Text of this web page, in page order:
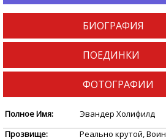
БИОГРАФИЯ
ПОЕДИНКИ
ФОТОГРАФИИ
Полное Имя:
Эвандер Холифилд
Прозвище:
Реально крутой, Воин